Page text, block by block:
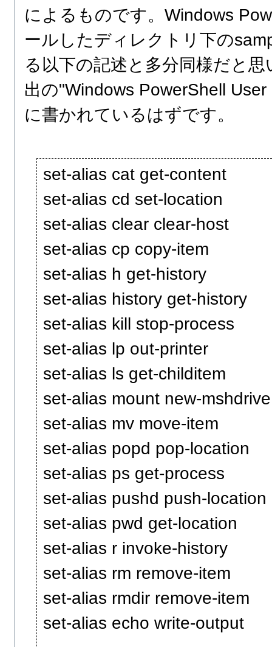
によるものです。Windows
ールしたディレクトリ下の
る以下の記述と多分同様だと
出の"Windows PowerShell
に書かれているはずです。
set-alias cat get-content
set-alias cd set-location
set-alias clear clear-host
set-alias cp copy-item
set-alias h get-history
set-alias history get-history
set-alias kill stop-process
set-alias lp out-printer
set-alias ls get-childitem
set-alias mount new-mshdrive
set-alias mv move-item
set-alias popd pop-location
set-alias ps get-process
set-alias pushd push-location
set-alias pwd get-location
set-alias r invoke-history
set-alias rm remove-item
set-alias rmdir remove-item
set-alias echo write-output